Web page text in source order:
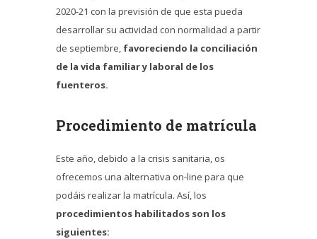
2020-21 con la previsión de que esta pueda
desarrollar su actividad con normalidad a partir
de septiembre, favoreciendo la conciliación
de la vida familiar y laboral de los
fuenteros.
Procedimiento de matrícula
Este año, debido a la crisis sanitaria, os
ofrecemos una alternativa on-line para que
podáis realizar la matrícula. Así, los
procedimientos habilitados son los
siguientes: